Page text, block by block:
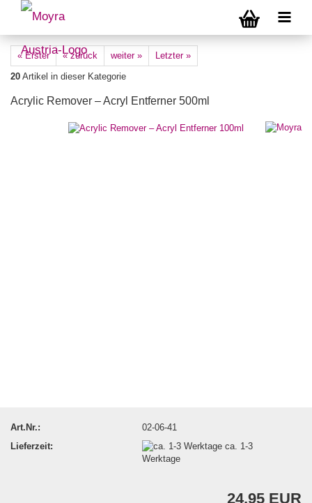
« Erster « zurück weiter »
Letzter »
20 Artikel in dieser Kategorie
Acrylic Remover – Acryl Entferner 500ml
Art.Nr.:
02-06-41
Lieferzeit:
ca. 1-3
Werktage
24,95 EUR